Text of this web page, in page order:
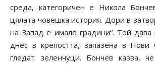
среда, категоричен е Никола
цялата човешка история. Дори в
на Запад е имало градини“. Той
днес в крепостта, запазена в
гледат зеленчуци. Бончев казва,